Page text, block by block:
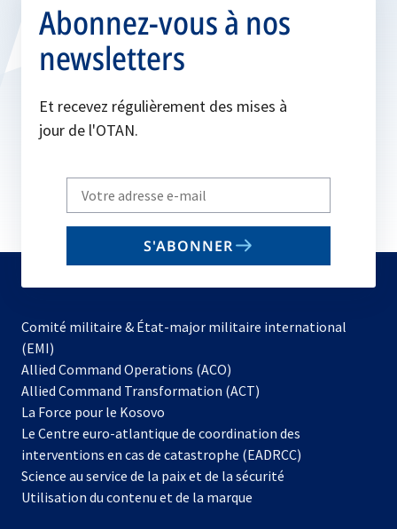
Abonnez-vous à nos
newsletters
Et recevez régulièrement des mises à
jour de l'OTAN.
Write
your
email
S'ABONNER
Comité militaire & État-major militaire international
(EMI)
Allied Command Operations (ACO)
dans
nouvel
onglet
Allied Command Transformation (ACT)
La Force pour le Kosovo
dans
un
nouvel
onglet
Le Centre euro-atlantique de coordination des
interventions en cas de catastrophe (EADRCC)
Science au service de la paix et de la sécurité
Utilisation du contenu et de la marque